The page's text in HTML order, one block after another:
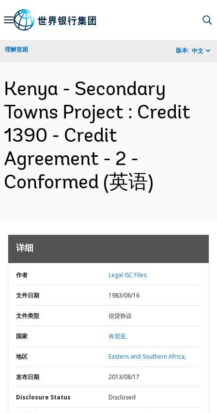
Skip
Navigation
理解贫困 版本: 中文
Kenya - Secondary
Towns Project : Credit
1390 - Credit
Agreement - 2 -
Conformed (英语)
详细
作者 Legal ISC Files;
文件日期 1983/06/16
文件类型 信贷协议
国家 肯尼亚,
地区 Eastern and Southern Africa,
发布日期 2013/08/17
Disclosure Status Disclosed